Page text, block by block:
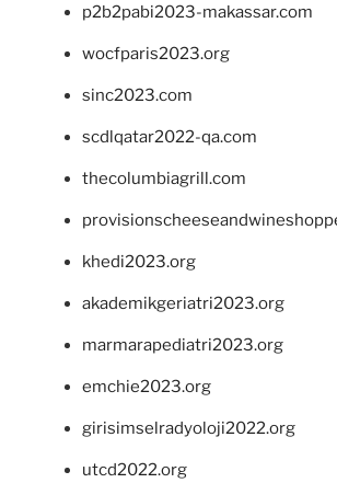
p2b2pabi2023-makassar.com
wocfparis2023.org
sinc2023.com
scdlqatar2022-qa.com
thecolumbiagrill.com
khedi2023.org
akademikgeriatri2023.org
marmarapediatri2023.org
emchie2023.org
girisimselradyoloji2022.org
utcd2022.org